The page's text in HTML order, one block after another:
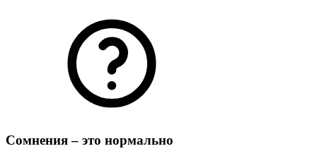
Сомнения – это нормально